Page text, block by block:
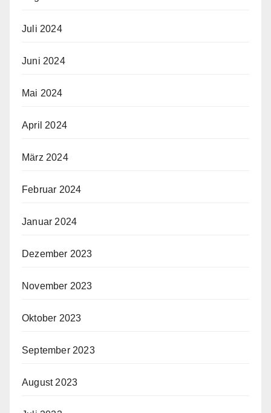
Juli 2024
Juni 2024
Mai 2024
April 2024
März 2024
Februar 2024
Januar 2024
Dezember 2023
November 2023
Oktober 2023
September 2023
August 2023